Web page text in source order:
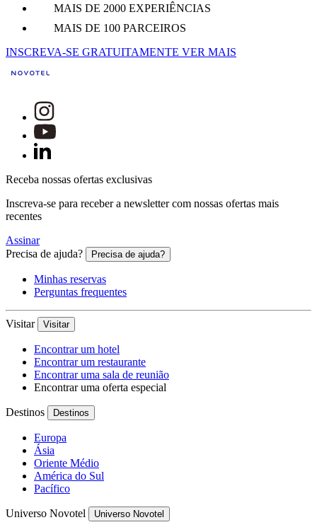
MAIS DE 2000 EXPERIÊNCIAS
MAIS DE 100 PARCEIROS
INSCREVA-SE GRATUITAMENTE VER MAIS
Receba nossas ofertas exclusivas
Inscreva-se para receber a newsletter com nossas ofertas mais
recentes
Assinar
Precisa de ajuda?
Precisa de ajuda?
Minhas reservas
Perguntas frequentes
Visitar Visitar
Encontrar um hotel
Encontrar um restaurante
Encontrar uma sala de reunião
Encontrar uma oferta especial
Destinos Destinos
Europa
Ásia
Oriente Médio
América do Sul
Pacífico
Universo Novotel Universo Novotel